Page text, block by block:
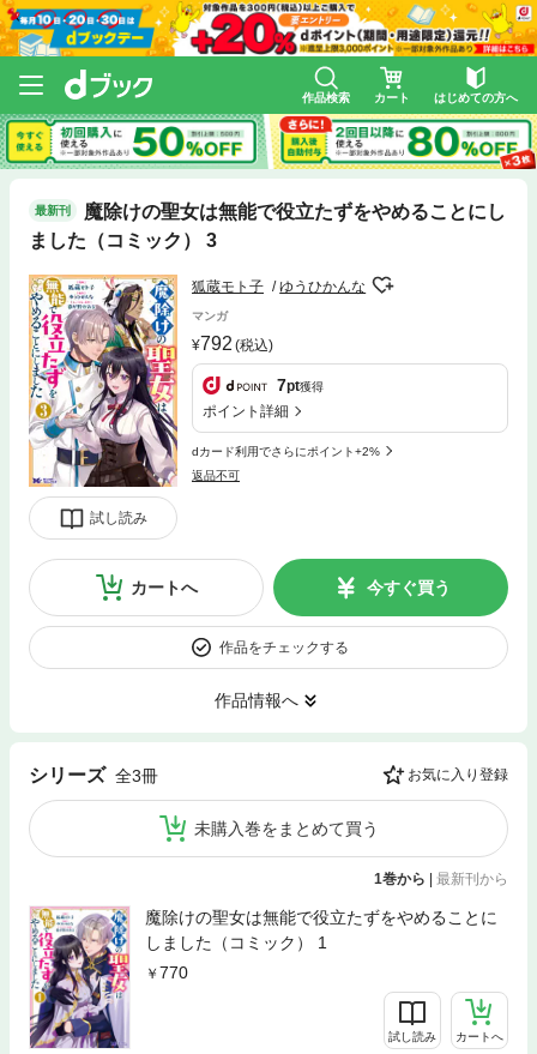
作品検索 カート はじめての方へ
最新刊
魔除けの聖女は無能で役立たずをやめることにし
ました（コミック） 3
試し読み
狐蔵モト子 ゆうひかんな
マンガ
792 (税込)
7pt獲得
ポイント詳細
dカード利用でさらにポイント+2%
返品不可
カートへ 今すぐ買う
作品をチェックする
作品情報へ
シリーズ 全3冊 お気に入り登録
未購入巻をまとめて買う
1巻から | 最新刊から
魔除けの聖女は無能で役立たずをやめることに
しました（コミック） 1
770
試し読み カートへ